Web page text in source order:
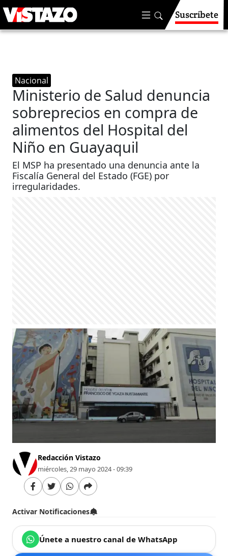
Suscríbete
Nacional
Ministerio de Salud denuncia
sobreprecios en compra de
alimentos del Hospital del
Niño en Guayaquil
El MSP ha presentado una denuncia ante la
Fiscalía General del Estado (FGE) por
irregularidades. ​​​​​​
Redacción Vistazo
miércoles, 29 mayo 2024 - 09:39
Activar Notificaciones
Únete a nuestro canal de WhatsApp